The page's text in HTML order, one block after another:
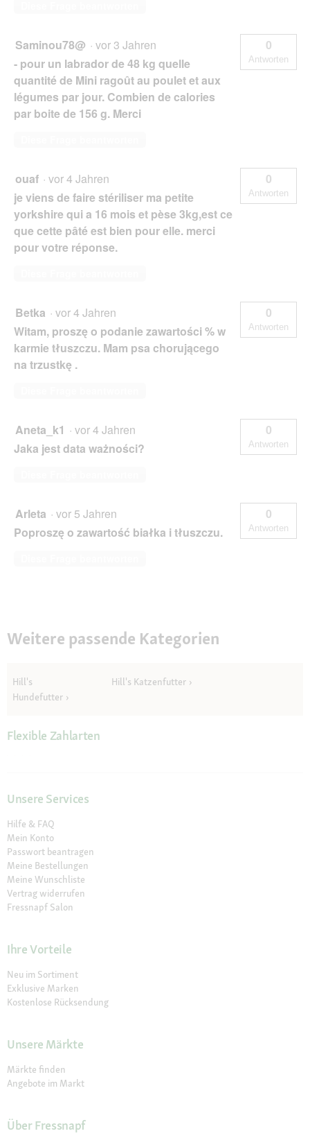
Saminou78@ · vor 3 Jahren
- pour un labrador de 48 kg quelle
quantité de Mini ragoût au poulet et aux
légumes par jour. Combien de calories
par boite de 156 g. Merci
0
Antworten
ouaf · vor 4 Jahren
je viens de faire stériliser ma petite
yorkshire qui a 16 mois et pèse 3kg,est ce
que cette pâté est bien pour elle. merci
pour votre réponse.
0
Antworten
Betka · vor 4 Jahren
Witam, proszę o podanie zawartości % w
karmie tłuszczu. Mam psa chorującego
na trzustkę .
0
Antworten
Aneta_k1 · vor 4 Jahren
Jaka jest data ważności?
0
Antworten
Arleta · vor 5 Jahren
Poproszę o zawartość białka i tłuszczu.
0
Antworten
Weitere passende Kategorien
Hill's
Hundefutter
Hill's Katzenfutter
Flexible Zahlarten
Unsere Services
Hilfe & FAQ
Mein Konto
Passwort beantragen
Meine Bestellungen
Meine Wunschliste
Vertrag widerrufen
Fressnapf Salon
Ihre Vorteile
Neu im Sortiment
Exklusive Marken
Kostenlose Rücksendung
Unsere Märkte
Märkte finden
Angebote im Markt
Über Fressnapf